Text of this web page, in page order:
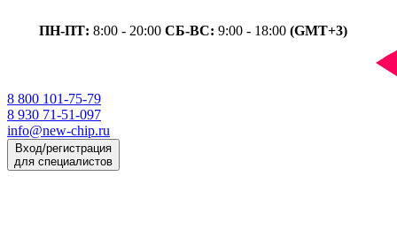
ПН-ПТ: 8:00 - 20:00 СБ-ВС: 9:00 - 18:00 (GMT+3)
8 800 101-75-79
8 930 71-51-097
info@new-chip.ru
Вход/регистрация
для специалистов